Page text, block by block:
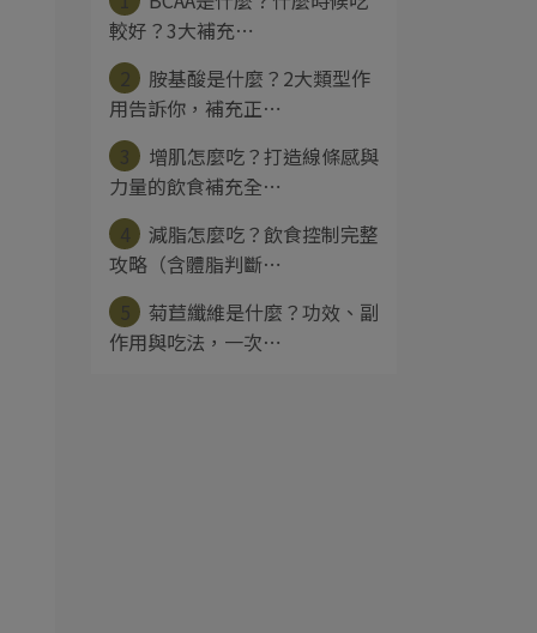
較好？3大補充⋯
胺基酸是什麼？2大類型作
用告訴你，補充正⋯
增肌怎麼吃？打造線條感與
力量的飲食補充全⋯
減脂怎麼吃？飲食控制完整
攻略（含體脂判斷⋯
菊苣纖維是什麼？功效、副
作用與吃法，一次⋯